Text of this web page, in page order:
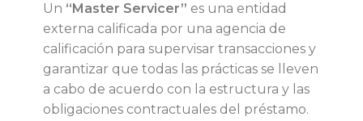
ó
n
a
Un “Master Servicer” es una entidad
externa calificada por una agencia de
calificación para supervisar transacciones y
garantizar que todas las prácticas se lleven
a cabo de acuerdo con la estructura y las
obligaciones contractuales del préstamo.